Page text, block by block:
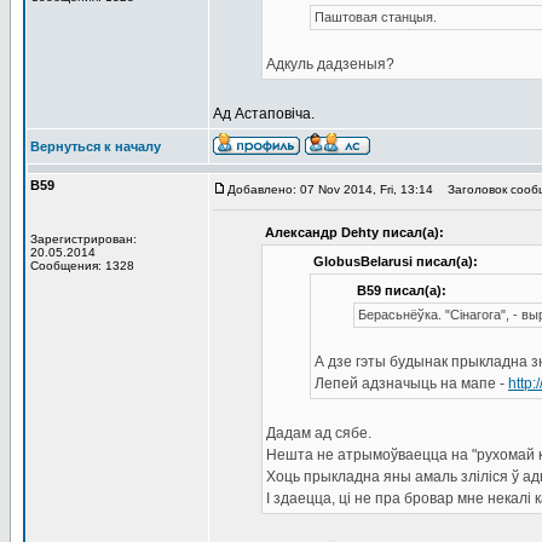
Паштовая станцыя.
Адкуль дадзеныя?
Ад Астаповіча.
Вернуться к началу
В59
Зарегистрирован:
20.05.2014
Сообщения: 1328
Добавлено: 07 Nov 2014, Fri, 13:14 Заголовок
Александр Dehty писал(а):
GlobusBelarusi писал(а):
В59 писал(а):
Берасьнёўка. "Сінагога", -
А дзе гэты будынак прыкладна
Лепей адзначыць на мапе -
Дадам ад сябе.
Нешта не атрымоўваецца на "рухомай
Хоць прыкладна яны амаль зліліся ў
І здаецца, ці не пра бровар мне